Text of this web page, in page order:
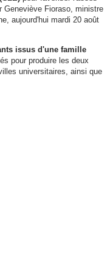
Geneviève Fioraso, ministre
aujourd'hui mardi 20 août
issus d'une famille
pour produire les deux
universitaires, ainsi que